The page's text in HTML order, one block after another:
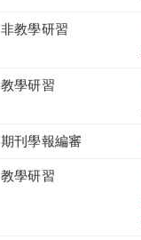
非教學研習
教學研習
期刊學報編審
教學研習